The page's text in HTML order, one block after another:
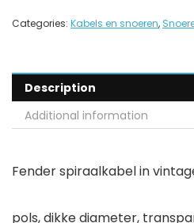
Categories: Kabels en snoeren,
Description
Additional information
Fender spiraalkabel in
pols, dikke diameter,